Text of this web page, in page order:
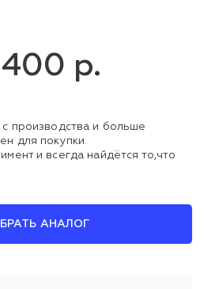
р.
производства и больше
для покупки.
и всегда найдётся то,что
АНАЛОГ